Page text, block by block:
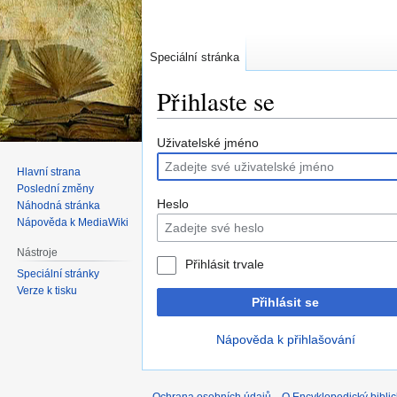
Přihlaste se
Skočit
na
navigaci
Skočit
na
vyhledávání
Uživatelské jméno
Heslo
Přihlásit trvale
Přihlásit se
Nápověda k přihlašování
Speciální stránka
Hlavní strana
Poslední změny
Náhodná stránka
Nápověda k MediaWiki
Nástroje
Speciální stránky
Verze k tisku